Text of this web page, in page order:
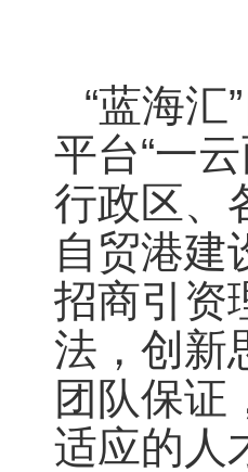
“蓝海汇
平台“一
行政区、
自贸港建
招商引资
法，创新
团队保证
适应的人